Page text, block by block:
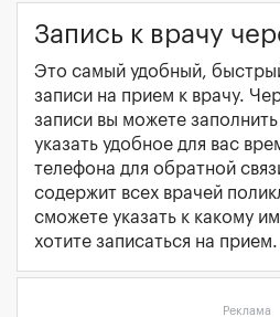
Запись к врачу
Это самый удобный,
записи на прием к врачу.
записи вы можете
указать удобное для вас
телефона для обратной
содержит всех врачей
сможете указать к какому
хотите записаться на прием.
Реклама